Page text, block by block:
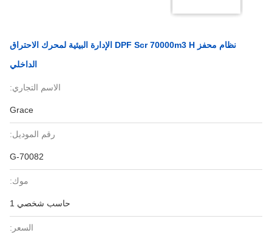
نظام محفز DPF Scr 70000m3 H الإدارة البيئية لمحرك الاحتراق
الداخلي
الاسم التجاري:
Grace
رقم الموديل:
G-70082
موك:
حاسب شخصي 1
السعر: